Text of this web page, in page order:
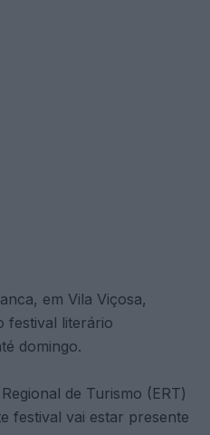
em Vila Viçosa,
festival literário
domingo.
de Turismo (ERT)
festival vai estar presente